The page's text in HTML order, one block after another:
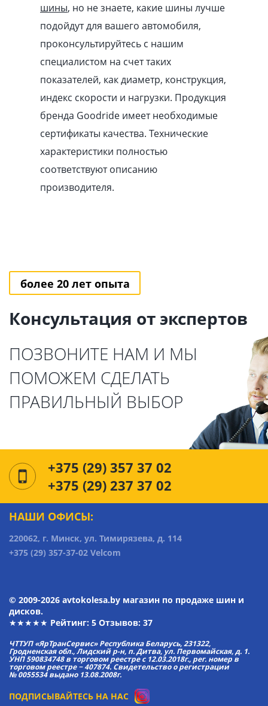
шины, но не знаете, какие шины лучше
подойдут для вашего автомобиля,
проконсультируйтесь с нашим
специалистом на счет таких
показателей, как диаметр, конструкция,
индекс скорости и нагрузки. Продукция
бренда Goodride имеет необходимые
сертификаты качества. Технические
характеристики полностью
соответствуют описанию
производителя.
более 20 лет опыта
Консультация от экспертов
ПОЗВОНИТЕ НАМ И МЫ
ПОМОЖЕМ СДЕЛАТЬ
ПРАВИЛЬНЫЙ ВЫБОР
+375 (29) 357 37 02
+375 (29) 237 37 02
НАШИ ОФИСЫ:
220062, г. Минск, ул. Тимирязева, д. 114
+375 (29) 357-37-02 Velcom
© 2009-2026 avtokolesa.by магазин по продаже шин и
дисков.
★★★★★ Рейтинг: 5 Отзывов: 37
ЧТТУП «ЯрТранСервис» Республика Беларусь, 231322,
Гродненская обл., Лидский р-н, п. Дитва, ул. Первомайская, д. 1.
УНП 590834748 в торговом реестре с 12.03.2018г., рег. номер в
торговом реестре − 407874. Свидетельство о регистрации
№ 0055534 выдано 13.08.2008г.
ПОДПИСЫВАЙТЕСЬ НА НАС